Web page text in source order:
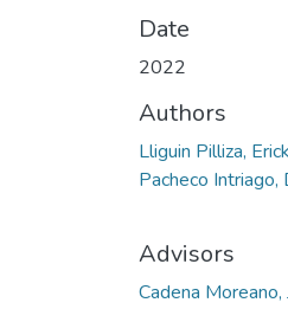
Date
2022
Authors
Lliguin Pilliza,
Pacheco
Advisors
Cadena